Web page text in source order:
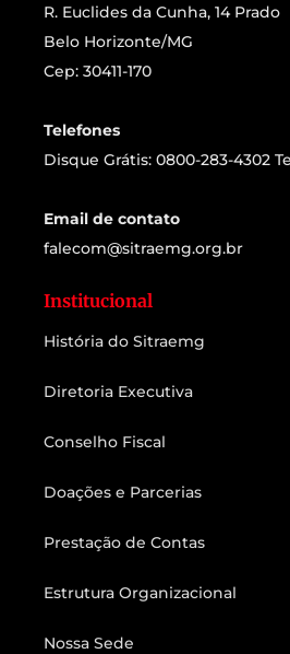
R. Euclides da Cunha, 14 Prado
Belo Horizonte/MG
Cep: 30411-170
Telefones
Disque Grátis: 0800-283-4302
Email de contato
falecom@sitraemg.org.br
Institucional
História do Sitraemg
Diretoria Executiva
Conselho Fiscal
Doações e Parcerias
Prestação de Contas
Estrutura Organizacional
Nossa Sede